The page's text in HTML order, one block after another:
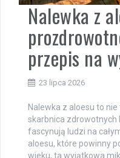
Nalewka z
przepis na
23 lipca 2026
Nalewka z aloesu to
skarbnica zdrowotnych
fascynują ludzi na
aloesu, które powinny
wieku, ta wyjątkowa